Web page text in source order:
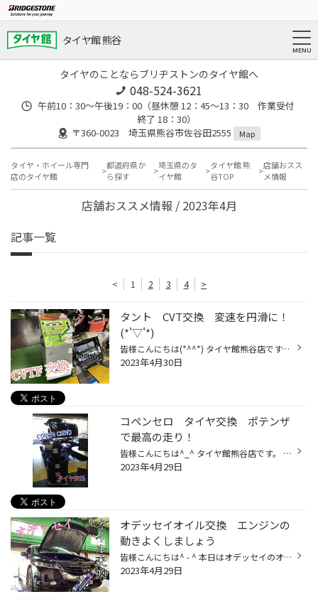
タイヤ館 熊谷
タイヤのことならブリヂストンのタイヤ館へ
048-524-3621
午前10：30～午後19：00（昼休憩 12：45～13：30 作業受付
終了 18：30）
〒360-0023 埼玉県熊谷市佐谷田2555
Map
タイヤ・ホイール専門
店のタイヤ館
都道府県か
ら探す
埼玉県のタ
イヤ館
タイヤ館 熊
谷TOP
店舗おスス
メ情報
店舗おススメ情報 / 2023年4月
記事一覧
< 1 2 3 4 >
タント CVT交換 変速を円滑に！
(*'▽'*)
皆様こんにちは(*^^*) タイヤ館熊谷店です。 今回はタントのCVTF交換になります。 車には様々な油脂類が使われています。 代表的なのはエンジンオイルですね！ エンジンだけでは車は走れません エンジンの動力をタイヤまで伝える部品が必要ですね(^^) 細かくいうと、いくつかありますが大まかに言う...
2023年4月30日
コペンセロ タイヤ交換 ポテンザ
で最高の走り！
皆様こんにちは^_^ タイヤ館熊谷店です。 本日はダイハツ コペンセロのタイヤ交換です！ 今回使用するタイヤはポテンザ アドレナリンRE004です(*^^*) スポーツタイヤと言われるモノですね！ 純正アルミホイールに歪みがあった為ホイールも同時購入となりました！ ありがとうごさいます。 初期型コペ...
2023年4月29日
オデッセイオイル交換 エンジンの
動きよくしましょう
皆様こんにちは^ - ^ 本日はオデッセイのオイル交換を行います。 ワコーズのエンジン内部洗浄剤 遅効性をオイルと一緒に入れます。 オイルフィラーキャップよりオイルを入れ規定値にあれば作業終了ﾃﾞｽ！
2023年4月29日